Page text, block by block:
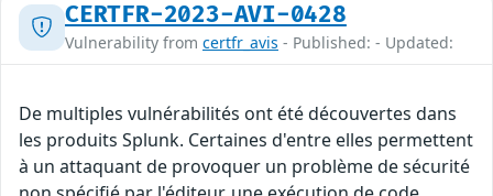
CERTFR-2023-AVI-0428
Vulnerability from certfr_avis - Published: - Updated:
De multiples vulnérabilités ont été découvertes dans
les produits Splunk. Certaines d'entre elles permettent
à un attaquant de provoquer un problème de sécurité